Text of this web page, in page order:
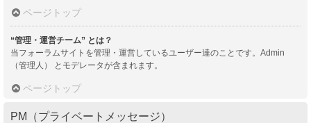
ページトップ
“管理・運営チーム” とは？
当フォーラムサイトを管理・運営しているユーザー達のことです。Admin
（管理人） とモデレータが含まれます。
ページトップ
PM（プライベートメッセージ）